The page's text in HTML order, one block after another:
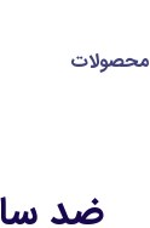
محصولات
ضد